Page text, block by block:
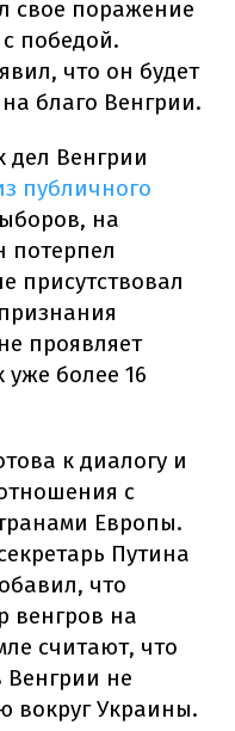
свое поражение
победой.
что он будет
благо Венгрии.
дел Венгрии
публичного
на
потерпел
присутствовал
проявляет
уже более 16
к диалогу и
с
Европы.
Путина
что
венгров на
считают, что
Венгрии не
вокруг Украины.